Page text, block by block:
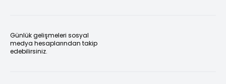
Günlük gelişmeleri sosyal
medya hesaplarından takip
edebilirsiniz.